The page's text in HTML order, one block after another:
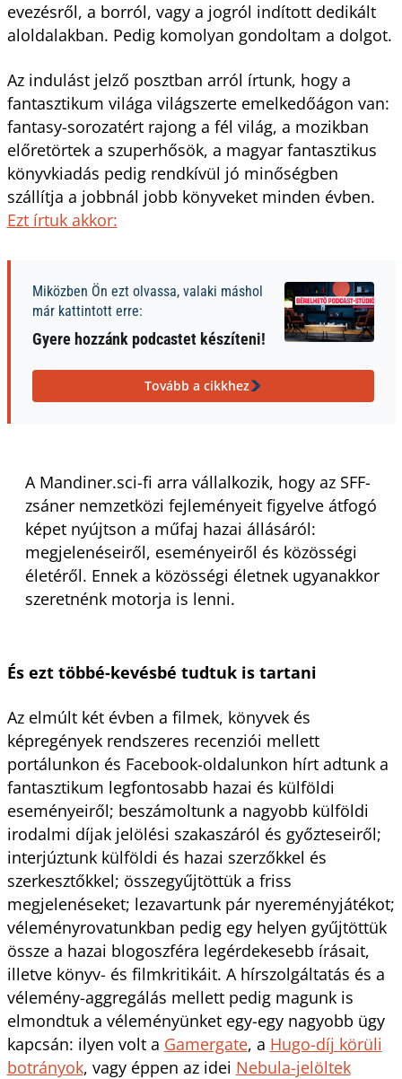
evezésről, a borról, vagy a jogról indított dedikált
aloldalakban. Pedig komolyan gondoltam a dolgot.
Az indulást jelző posztban arról írtunk, hogy a
fantasztikum világa világszerte emelkedőágon van:
fantasy-sorozatért rajong a fél világ, a mozikban
előretörtek a szuperhősök, a magyar fantasztikus
könyvkiadás pedig rendkívül jó minőségben
szállítja a jobbnál jobb könyveket minden évben.
Ezt írtuk akkor:
Miközben Ön ezt olvassa, valaki máshol
már kattintott erre:
Gyere hozzánk podcastet készíteni!
Tovább a cikkhez
A Mandiner.sci-fi arra vállalkozik, hogy az SFF-
zsáner nemzetközi fejleményeit figyelve átfogó
képet nyújtson a műfaj hazai állásáról:
megjelenéseiről, eseményeiről és közösségi
életéről. Ennek a közösségi életnek ugyanakkor
szeretnénk motorja is lenni.
És ezt többé-kevésbé tudtuk is tartani
Az elmúlt két évben a filmek, könyvek és
képregények rendszeres recenziói mellett
portálunkon és Facebook-oldalunkon hírt adtunk a
fantasztikum legfontosabb hazai és külföldi
eseményeiről; beszámoltunk a nagyobb külföldi
irodalmi díjak jelölési szakaszáról és győzteseiről;
interjúztunk külföldi és hazai szerzőkkel és
szerkesztőkkel; összegyűjtöttük a friss
megjelenéseket; lezavartunk pár nyereményjátékot;
véleményrovatunkban pedig egy helyen gyűjtöttük
össze a hazai blogoszféra legérdekesebb írásait,
illetve könyv- és filmkritikáit. A hírszolgáltatás és a
vélemény-aggregálás mellett pedig magunk is
elmondtuk a véleményünket egy-egy nagyobb ügy
kapcsán: ilyen volt a Gamergate, a Hugo-díj körüli
botrányok, vagy éppen az idei Nebula-jelöltek